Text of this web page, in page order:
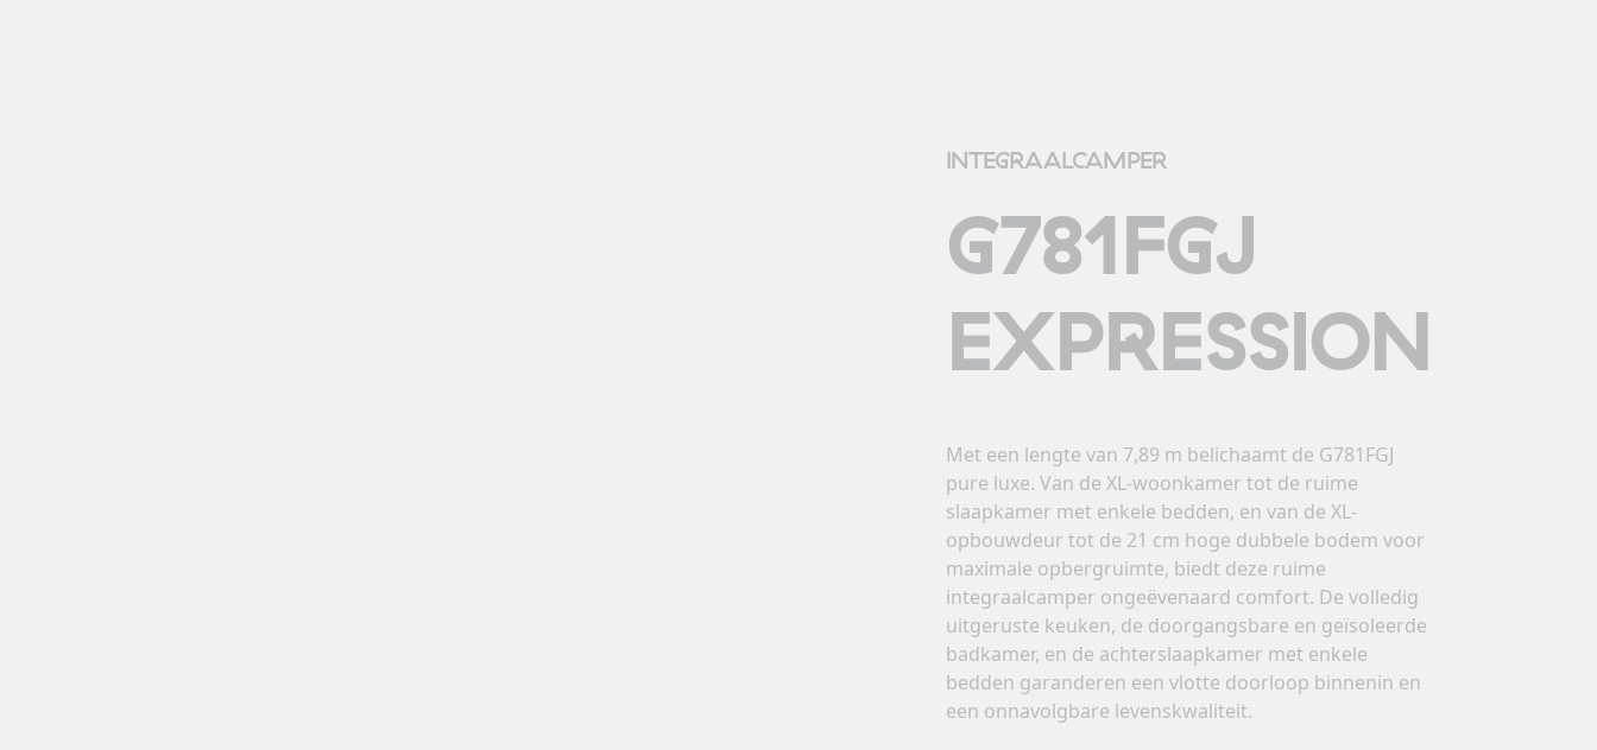
INTEGRAALCAMPER
G781FGJ
EXPRESSION
Met een lengte van 7,89 m belichaamt de G781FGJ
pure luxe. Van de XL-woonkamer tot de ruime
slaapkamer met enkele bedden, en van de XL-
opbouwdeur tot de 21 cm hoge dubbele bodem voor
maximale opbergruimte, biedt deze ruime
integraalcamper ongeëvenaard comfort. De volledig
uitgeruste keuken, de doorgangsbare en geïsoleerde
badkamer, en de achterslaapkamer met enkele
bedden garanderen een vlotte doorloop binnenin en
een onnavolgbare levenskwaliteit.